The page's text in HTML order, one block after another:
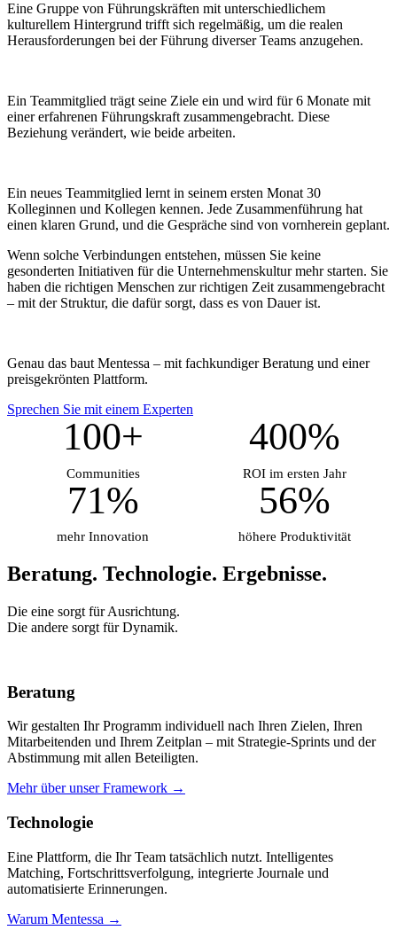
Eine Gruppe von Führungskräften mit unterschiedlichem
kulturellem Hintergrund trifft sich regelmäßig, um die realen
Herausforderungen bei der Führung diverser Teams anzugehen.
Ein Teammitglied trägt seine Ziele ein und wird für 6 Monate mit
einer erfahrenen Führungskraft zusammengebracht. Diese
Beziehung verändert, wie beide arbeiten.
Ein neues Teammitglied lernt in seinem ersten Monat 30
Kolleginnen und Kollegen kennen. Jede Zusammenführung hat
einen klaren Grund, und die Gespräche sind von vornherein geplant.
Wenn solche Verbindungen entstehen, müssen Sie keine
gesonderten Initiativen für die Unternehmenskultur mehr starten. Sie
haben die richtigen Menschen zur richtigen Zeit zusammengebracht
– mit der Struktur, die dafür sorgt, dass es von Dauer ist.
Genau das baut Mentessa – mit fachkundiger Beratung und einer
preisgekrönten Plattform.
Sprechen Sie mit einem Experten
100+
Communities
400%
ROI im ersten Jahr
71%
mehr Innovation
56%
höhere Produktivität
Beratung. Technologie. Ergebnisse.
Die eine sorgt für Ausrichtung.
Die andere sorgt für Dynamik.
Beratung
Wir gestalten Ihr Programm individuell nach Ihren Zielen, Ihren
Mitarbeitenden und Ihrem Zeitplan – mit Strategie-Sprints und der
Abstimmung mit allen Beteiligten.
Mehr über unser Framework →
Technologie
Eine Plattform, die Ihr Team tatsächlich nutzt. Intelligentes
Matching, Fortschrittsverfolgung, integrierte Journale und
automatisierte Erinnerungen.
Warum Mentessa →